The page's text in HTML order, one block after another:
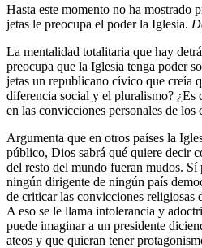
Hasta este momento no ha mostrado
jetas le preocupa el poder la Iglesia.
La mentalidad totalitaria que hay
preocupa que la Iglesia tenga poder
jetas un republicano cívico que creía
diferencia social y el pluralismo? ¿Es
en las convicciones personales de los
Argumenta que en otros países la
público, Dios sabrá qué quiere decir
del resto del mundo fueran mudos. Sí
ningún dirigente de ningún país
de criticar las convicciones religiosas
A eso se le llama intolerancia y
puede imaginar a un presidente
ateos y que quieran tener